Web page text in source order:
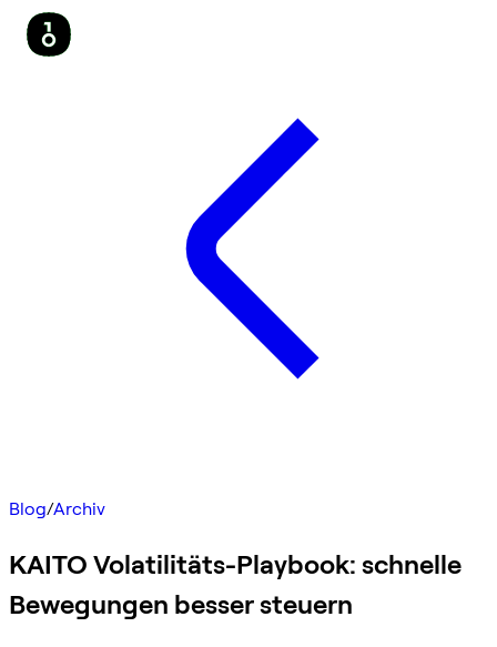
Blog/Archiv
KAITO Volatilitäts-Playbook: schnelle
Bewegungen besser steuern